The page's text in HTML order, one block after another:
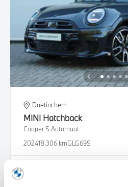
Doetinchem
MINI Hatchback
Cooper S Automaat
202418.306 kmGLG69S